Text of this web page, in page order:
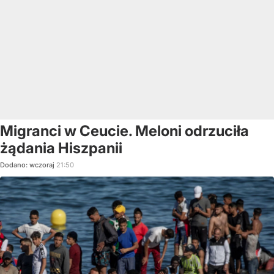
Migranci w Ceucie. Meloni odrzuciła
żądania Hiszpanii
Dodano: wczoraj 21:50